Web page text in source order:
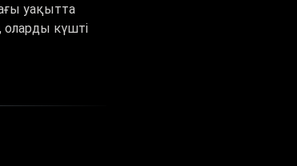
уақытта
оларды күшті